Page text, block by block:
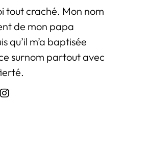
tout craché. Mon nom
de mon papa
qu’il m’a baptisée
surnom partout avec